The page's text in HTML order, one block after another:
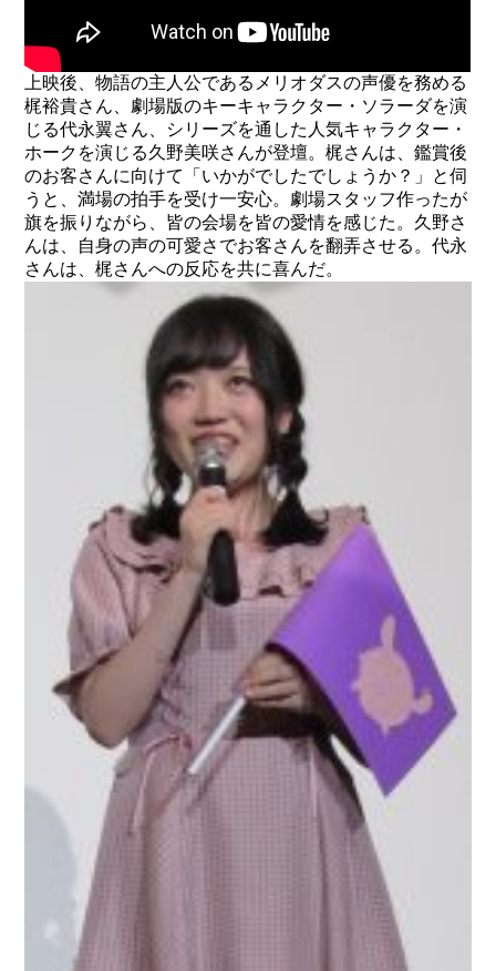
上映後、物語の主人公であるメリオダスの声優を務める
梶裕貴さん、劇場版のキーキャラクター・ソラーダを演
じる代永翼さん、シリーズを通した人気キャラクター・
ホークを演じる久野美咲さんが登壇。梶さんは、鑑賞後
のお客さんに向けて「いかがでしたでしょうか？」と伺
うと、満場の拍手を受け一安心。劇場スタッフ作ったが
旗を振りながら、皆の会場を皆の愛情を感じた。久野さ
んは、自身の声の可愛さでお客さんを翻弄させる。代永
さんは、梶さんへの反応を共に喜んだ。